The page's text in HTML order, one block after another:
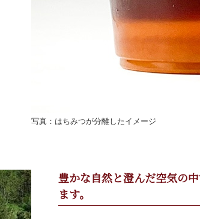
写真：はちみつが分離したイメージ
豊かな自然と澄んだ空気の
ます。